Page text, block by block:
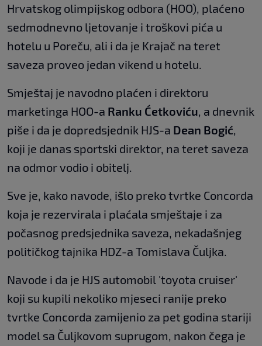
Hrvatskog olimpijskog odbora (HOO), plaćeno
sedmodnevno ljetovanje i troškovi pića u
hotelu u Poreču, ali i da je Krajač na teret
saveza proveo jedan vikend u hotelu.
Smještaj je navodno plaćen i direktoru
marketinga HOO-a Ranku Ćetkoviću , a dnevnik
piše i da je dopredsjednik HJS-a Dean Bogić
koji je danas sportski direktor, na teret saveza
na odmor vodio i obitelj.
Sve je, kako navode, išlo preko tvrtke Concorda
koja je rezervirala i plaćala smještaje i za
počasnog predsjednika saveza, nekadašnjeg
političkog tajnika HDZ-a Tomislava Čuljka.
Navode i da je HJS automobil 'toyota cruiser'
koji su kupili nekoliko mjeseci ranije preko
tvrtke Concorda zamijenio za pet godina stariji
model sa Čuljkovom suprugom, nakon čega je